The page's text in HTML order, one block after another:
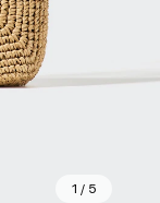
1 / 5